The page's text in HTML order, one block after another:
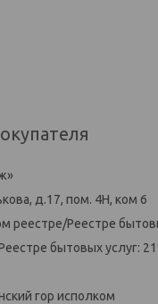
д.17, пом. 4Н, ком 6
реестре/Реестре
бытовых услуг:
гор исполком